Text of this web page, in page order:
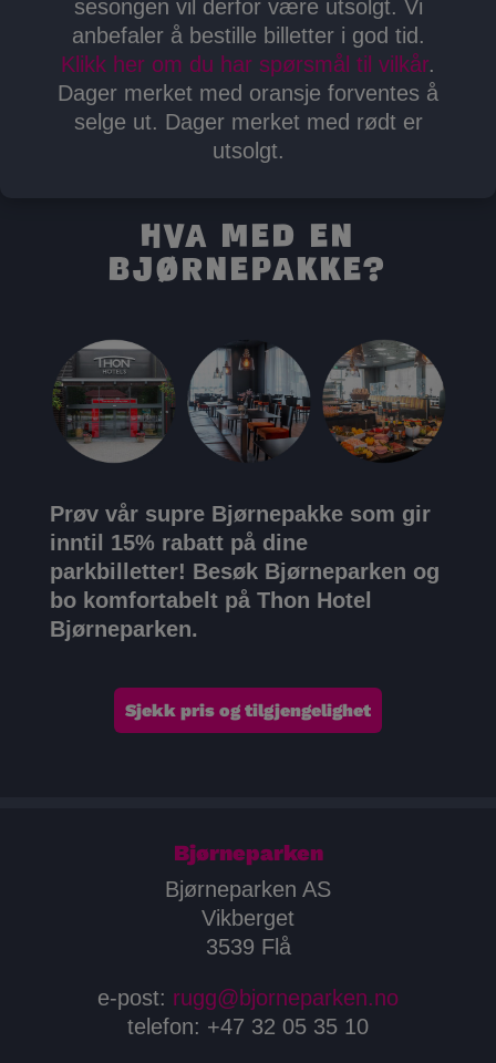
sesongen vil derfor være utsolgt. Vi
anbefaler å bestille billetter i god tid.
Klikk her om du har spørsmål til vilkår.
Dager merket med oransje forventes å
selge ut. Dager merket med rødt er
utsolgt.
Hva med en
Bjørnepakke?
Prøv vår supre Bjørnepakke som gir
inntil 15% rabatt på dine
parkbilletter! Besøk Bjørneparken og
bo komfortabelt på Thon Hotel
Bjørneparken.
Sjekk pris og tilgjengelighet
Bjørneparken
Bjørneparken AS
Vikberget
3539 Flå
e-post: rugg@bjorneparken.no
telefon: +47 32 05 35 10